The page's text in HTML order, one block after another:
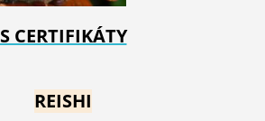
S CERTIFIKÁTY
REISHI